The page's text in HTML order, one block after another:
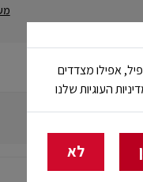
NB Club
אפילו מצדדים
העוגיות שלנו
לא